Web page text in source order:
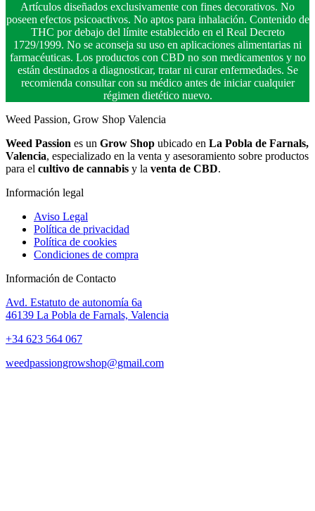
Artículos diseñados exclusivamente con fines decorativos. No
poseen efectos psicoactivos. No aptos para inhalación. Contenido de
THC por debajo del límite establecido en el Real Decreto
1729/1999. No se aconseja su uso en aplicaciones alimentarias ni
farmacéuticas. Los productos con CBD no son medicamentos y no
están destinados a diagnosticar, tratar ni curar enfermedades. Se
recomienda consultar con su médico antes de iniciar cualquier
régimen dietético nuevo.
Weed Passion, Grow Shop Valencia
Weed Passion es un Grow Shop ubicado en La Pobla de Farnals,
Valencia, especializado en la venta y asesoramiento sobre productos
para el cultivo de cannabis y la venta de CBD.
Información legal
Aviso Legal
Política de privacidad
Política de cookies
Condiciones de compra
Información de Contacto
Avd. Estatuto de autonomía 6a
46139 La Pobla de Farnals, Valencia
+34 623 564 067
weedpassiongrowshop@gmail.com